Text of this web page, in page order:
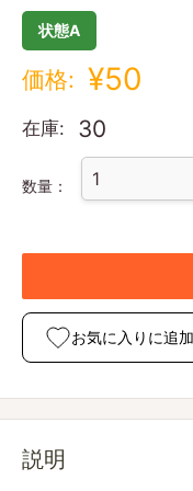
状態A
価格: ¥50
在庫: 30
数量：
お気に入りに追加
説明